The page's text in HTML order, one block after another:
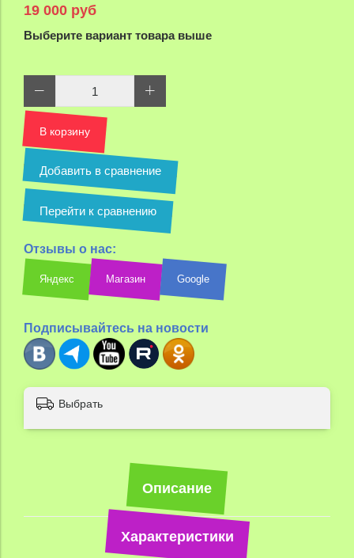
19 000 руб
Выберите вариант товара выше
В корзину
Добавить в сравнение
Перейти к сравнению
Отзывы о нас:
Яндекс Магазин Google
Подписывайтесь на новости
Выбрать
Описание
Характеристики